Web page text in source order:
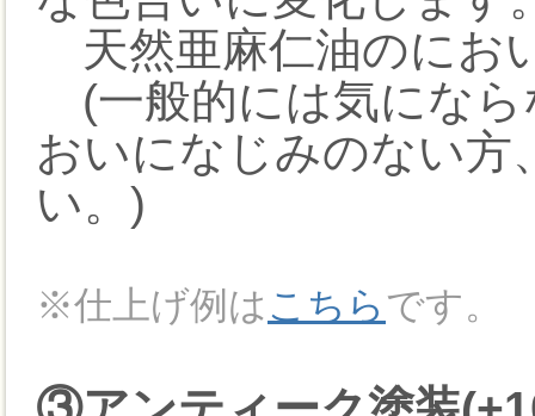
天然亜麻仁油のにお
(一般的には気になら
おいになじみのない方
い。)
※仕上げ例はこちら です。